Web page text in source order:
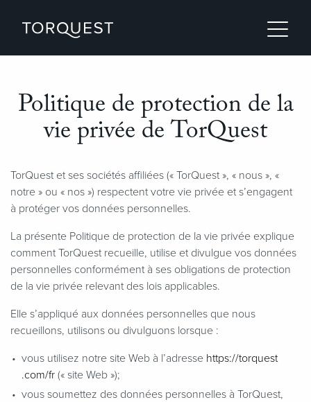
Politique de protection de la
vie privée de TorQuest
TorQuest et ses sociétés affiliées (« TorQuest », « nous », «
notre » ou « nos ») respectent votre vie privée et s’engagent
à protéger vos données personnelles.
La présente Politique de protection de la vie privée explique
comment TorQuest recueille, utilise et divulgue vos données
personnelles conformément à ses obligations de protection
de la vie privée relevant des lois applicables.
Elle s’appliqué aux données personnelles que nous
recueillons, utilisons ou divulguons lorsque :
vous utilisez notre site Web à l’adresse https://​torquest​
.com/fr (« site Web »);
vous soumettez des données personnelles à TorQuest,